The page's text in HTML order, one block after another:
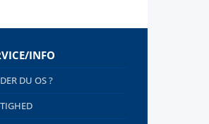
INFO
DU OS ?